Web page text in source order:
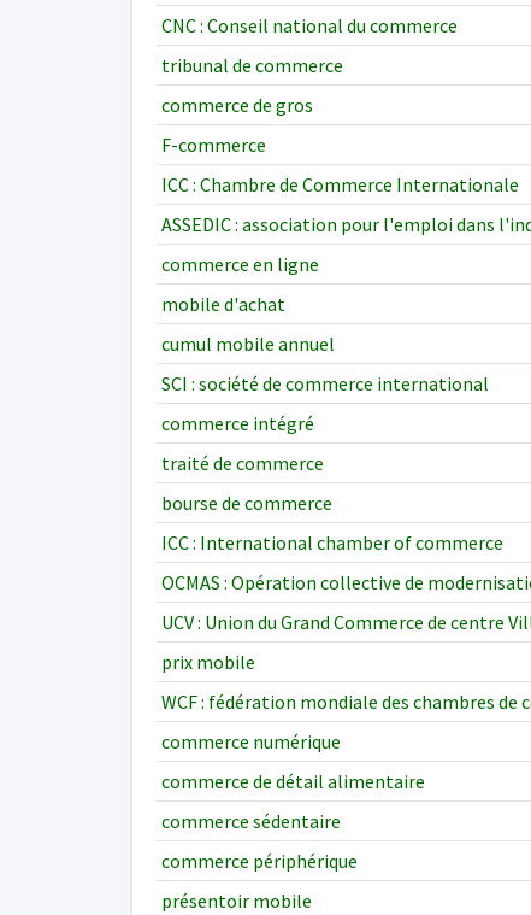
CNC : Conseil national du commerce
tribunal de commerce
commerce de gros
F-commerce
ICC : Chambre de Commerce Internationale
ASSEDIC : association pour l'emploi dans
commerce en ligne
mobile d'achat
cumul mobile annuel
SCI : société de commerce international
commerce intégré
traité de commerce
bourse de commerce
ICC : International chamber of commerce
OCMAS : Opération collective de
UCV : Union du Grand Commerce de centre
prix mobile
WCF : fédération mondiale des chambres de
commerce numérique
commerce de détail alimentaire
commerce sédentaire
commerce périphérique
présentoir mobile